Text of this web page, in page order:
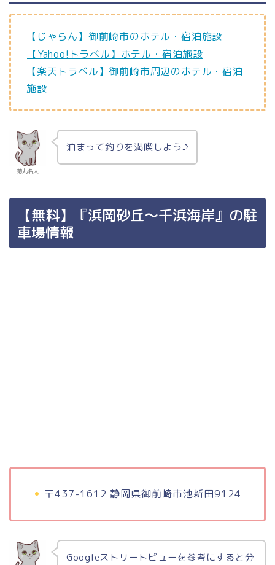
【じゃらん】御前崎市のホテル・宿泊施設
【Yahoo!トラベル】ホテル・宿泊施設
【楽天トラベル】御前崎市周辺のホテル・宿泊
施設
菊丸名人
泊まって釣りを満喫しよう♪
【無料】『浜岡砂丘～千浜海岸』の駐
車場情報
〒437-1612 静岡県御前崎市池新田9124
Googleストリートビューを参考にすると分